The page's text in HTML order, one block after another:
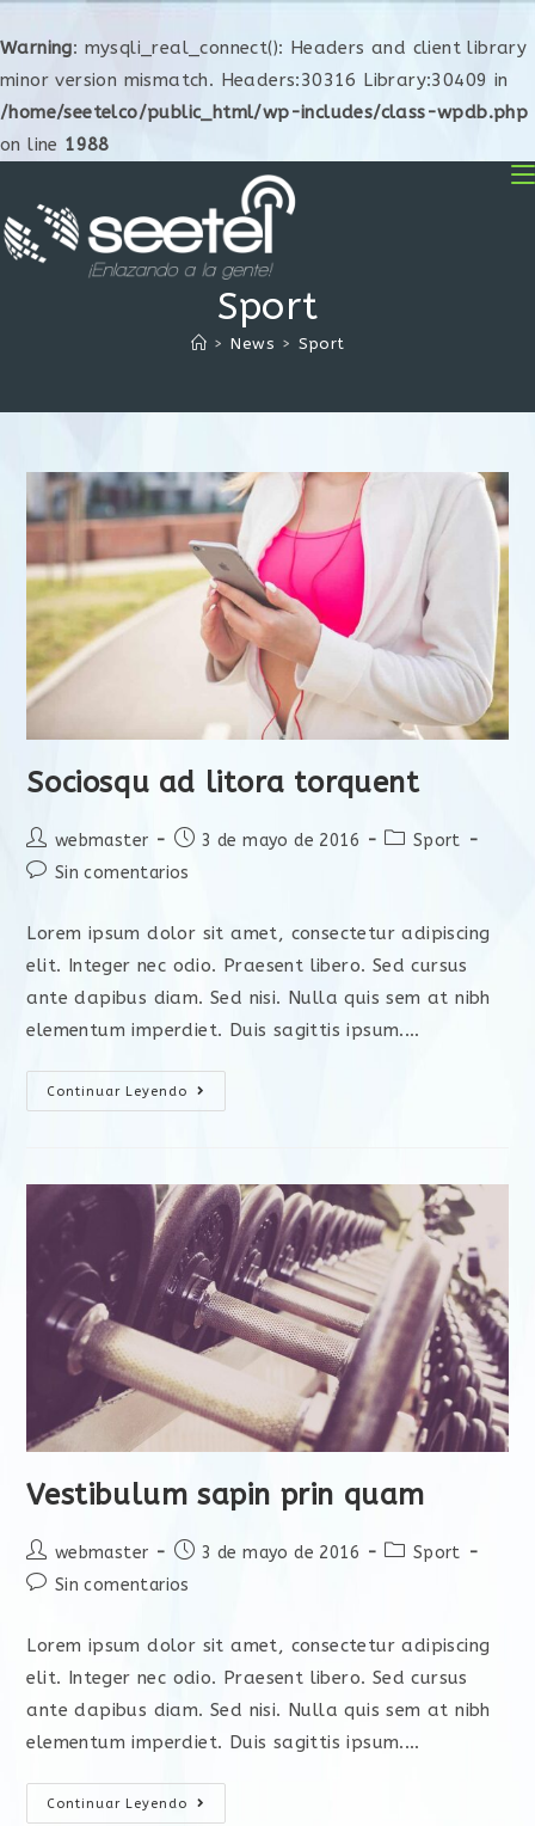
Warning: mysqli_real_connect(): Headers and client library
minor version mismatch. Headers:30316 Library:30409 in
/home/seetelco/public_html/wp-includes/class-wpdb.php
on line 1988
Sport
> News > Sport
Sociosqu ad litora torquent
webmaster 3 de mayo de 2016
Sport
Sin comentarios
Lorem ipsum dolor sit amet, consectetur adipiscing
elit. Integer nec odio. Praesent libero. Sed cursus
ante dapibus diam. Sed nisi. Nulla quis sem at nibh
elementum imperdiet. Duis sagittis ipsum.…
Continuar Leyendo
Vestibulum sapin prin quam
webmaster 3 de mayo de 2016
Sport
Sin comentarios
Lorem ipsum dolor sit amet, consectetur adipiscing
elit. Integer nec odio. Praesent libero. Sed cursus
ante dapibus diam. Sed nisi. Nulla quis sem at nibh
elementum imperdiet. Duis sagittis ipsum.…
Continuar Leyendo